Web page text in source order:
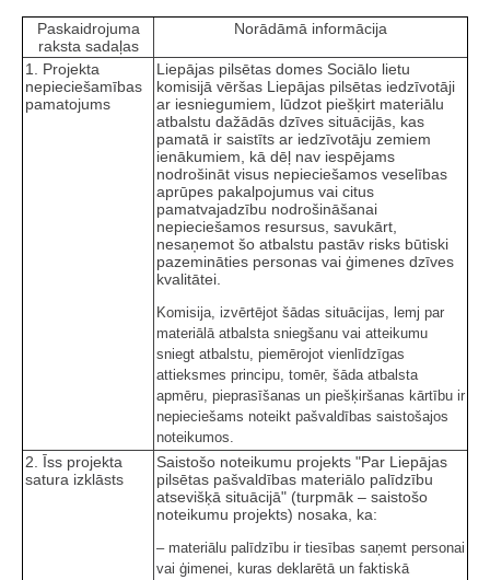
Paskaidrojuma
raksta sadaļas
Norādāmā informācija
1. Projekta
nepieciešamības
pamatojums
Liepājas pilsētas domes Sociālo lietu
komisijā vēršas Liepājas pilsētas iedzīvotāji
ar iesniegumiem, lūdzot piešķirt materiālu
atbalstu dažādās dzīves situācijās, kas
pamatā ir saistīts ar iedzīvotāju zemiem
ienākumiem, kā dēļ nav iespējams
nodrošināt visus nepieciešamos veselības
aprūpes pakalpojumus vai citus
pamatvajadzību nodrošināšanai
nepieciešamos resursus, savukārt,
nesaņemot šo atbalstu pastāv risks būtiski
pazemināties personas vai ģimenes dzīves
kvalitātei.
Komisija, izvērtējot šādas situācijas, lemj par
materiālā atbalsta sniegšanu vai atteikumu
sniegt atbalstu, piemērojot vienlīdzīgas
attieksmes principu, tomēr, šāda atbalsta
apmēru, pieprasīšanas un piešķiršanas kārtību ir
nepieciešams noteikt pašvaldības saistošajos
noteikumos.
2. Īss projekta
satura izklāsts
Saistošo noteikumu projekts "Par Liepājas
pilsētas pašvaldības materiālo palīdzību
atsevišķā situācijā" (turpmāk – saistošo
noteikumu projekts) nosaka, ka:
‒ materiālu palīdzību ir tiesības saņemt personai
vai ģimenei, kuras deklarētā un faktiskā